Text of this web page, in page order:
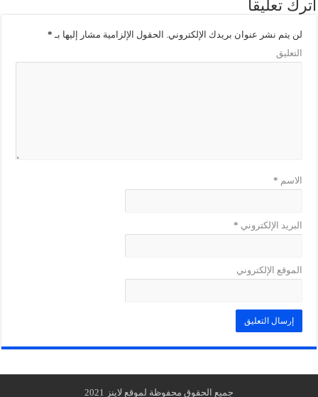
اترك تعليقاً
لن يتم نشر عنوان بريدك الإلكتروني. الحقول الإلزامية مشار إليها بـ *
التعليق
الاسم *
البريد الإلكتروني *
الموقع الإلكتروني
جميع الحقوق محفوظة لموقع لاينز 2021